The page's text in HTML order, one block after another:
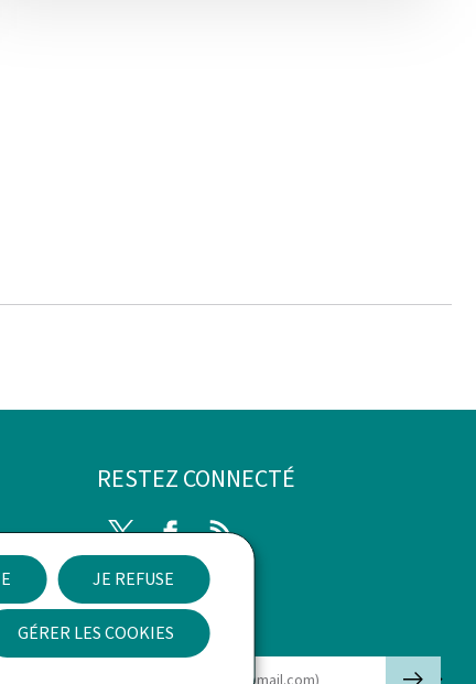
JE REFUSE
GÉRER LES COOKIES
RESTEZ CONNECTÉ
TwitterFacebook
RSS
Newsletter